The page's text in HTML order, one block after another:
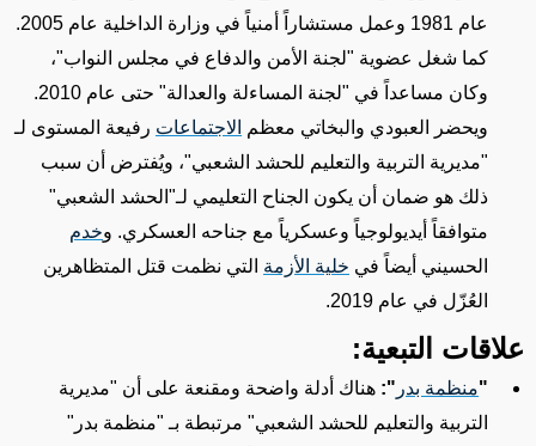
عام 1981 وعمل مستشاراً أمنياً في وزارة الداخلية عام 2005.
كما شغل عضوية "لجنة الأمن والدفاع في مجلس النواب"،
وكان
مساعداً في "لجنة المساءلة والعدالة" حتى عام 2010.
ويحضر العبودي والبخاتي معظم الاجتماعات رفيعة المستوى لـ
"مديرية التربية والتعليم للحشد الشعبي"، ويُفترض أن سبب
ذلك هو ضمان أن يكون الجناح التعليمي لـ"الحشد الشعبي"
متوافقاً أيديولوجياً وعسكرياً مع جناحه العسكري. وخدم
الحسيني أيضاً في خلية الأزمة التي نظمت قتل المتظاهرين
العُزّل في عام 2019.
علاقات التبعية:
"منظمة بدر "
: هناك أدلة واضحة ومقنعة على أن "مديرية
التربية والتعليم للحشد الشعبي" مرتبطة بـ "منظمة بدر"